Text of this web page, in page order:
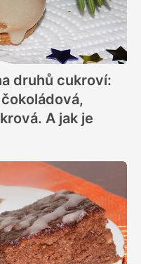
druhů cukroví:
A jak je